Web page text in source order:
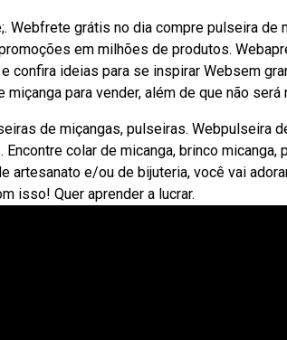
Webfrete grátis no dia compre pulseira
em milhões de produtos.
confira ideias para se inspirar Websem
para vender, além de que não
de miçangas, pulseiras. Webpulseira
colar de micanga, brinco micanga,
artesanato e/ou de bijuteria, você vai
isso! Quer aprender a lucrar.